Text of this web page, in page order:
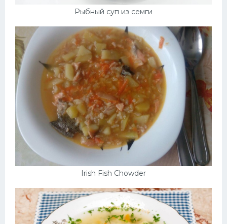
Рыбный суп из семги
Irish Fish Chowder